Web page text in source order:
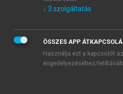
↓ 3 szolgáltatás
ÖSSZES APP
Használja ezt a kapcsolót
engedélyezéséhez/